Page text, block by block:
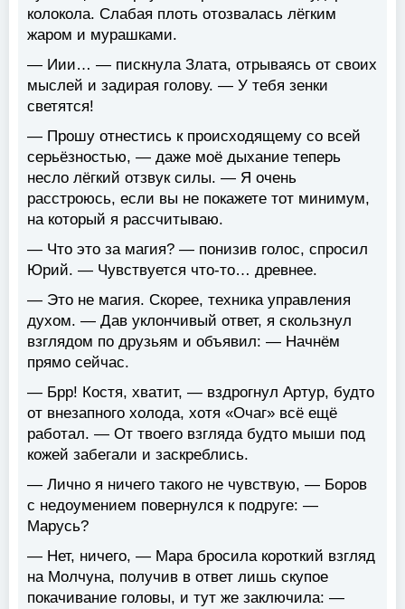
колокола. Слабая плоть отозвалась лёгким
жаром и мурашками.
— Иии… — пискнула Злата, отрываясь от своих
мыслей и задирая голову. — У тебя зенки
светятся!
— Прошу отнестись к происходящему со всей
серьёзностью, — даже моё дыхание теперь
несло лёгкий отзвук силы. — Я очень
расстроюсь, если вы не покажете тот минимум,
на который я рассчитываю.
— Что это за магия? — понизив голос, спросил
Юрий. — Чувствуется что-то… древнее.
— Это не магия. Скорее, техника управления
духом. — Дав уклончивый ответ, я скользнул
взглядом по друзьям и объявил: — Начнём
прямо сейчас.
— Брр! Костя, хватит, — вздрогнул Артур, будто
от внезапного холода, хотя «Очаг» всё ещё
работал. — От твоего взгляда будто мыши под
кожей забегали и заскреблись.
— Лично я ничего такого не чувствую, — Боров
с недоумением повернулся к подруге: —
Марусь?
— Нет, ничего, — Мара бросила короткий взгляд
на Молчуна, получив в ответ лишь скупое
покачивание головы, и тут же заключила: —